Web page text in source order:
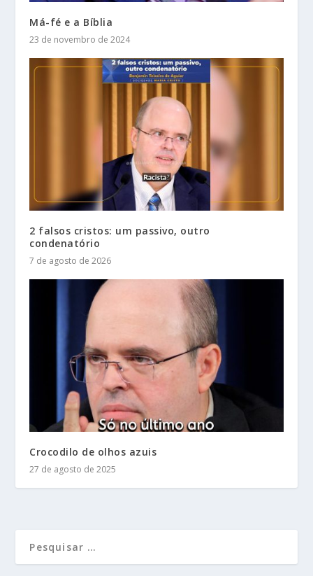
Má-fé e a Bíblia
23 de novembro de 2024
2 falsos cristos: um passivo, outro
condenatório
7 de agosto de 2026
Crocodilo de olhos azuis
27 de agosto de 2025